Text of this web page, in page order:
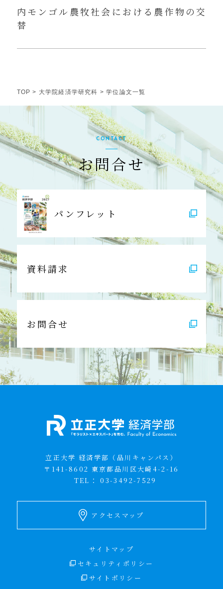
内モンゴル農牧社会における農作物の交
替
TOP > 大学院経済学研究科 > 学位論文一覧
CONTACT
お問合せ
パンフレット
資料請求
お問合せ
立正大学 経済学部（品川キャンパス）
〒141-8602 東京都品川区大崎4-2-16
TEL：03-3492-7529
アクセスマップ
サイトマップ
セキュリティポリシー
サイトポリシー